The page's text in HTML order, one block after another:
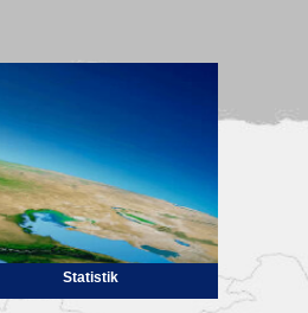
Statistik